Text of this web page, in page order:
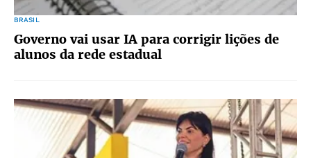
BRASIL
Governo vai usar IA para corrigir lições de
alunos da rede estadual